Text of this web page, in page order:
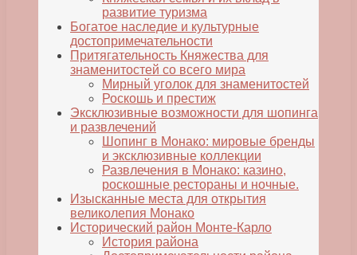
развитие туризма
Богатое наследие и культурные
достопримечательности
Притягательность Княжества для
знаменитостей со всего мира
Мирный уголок для знаменитостей
Роскошь и престиж
Эксклюзивные возможности для шопинга
и развлечений
Шопинг в Монако: мировые бренды
и эксклюзивные коллекции
Развлечения в Монако: казино,
роскошные рестораны и ночные.
Изысканные места для открытия
великолепия Монако
Исторический район Монте-Карло
История района